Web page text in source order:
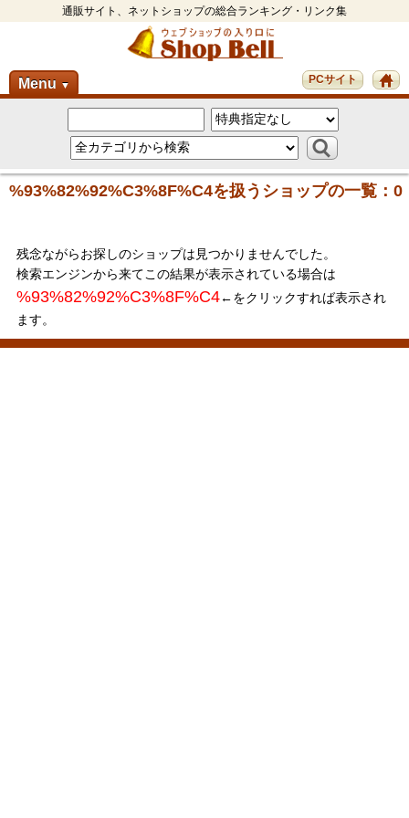
通販サイト、ネットショップの総合ランキング・リンク集
Menu ▼ PCサイト
%93%82%92%C3%8F%C4を扱うショップの一覧：0
残念ながらお探しのショップは見つかりませんでした。
検索エンジンから来てこの結果が表示されている場合は
%93%82%92%C3%8F%C4←をクリックすれば表示され
ます。